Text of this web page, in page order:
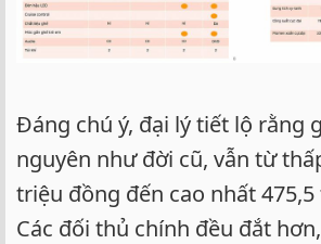
Đáng chú ý, đại lý tiết lộ rằng
nguyên như đời cũ, vẫn từ
triệu đồng đến cao nhất
Các đối thủ chính đều đắt